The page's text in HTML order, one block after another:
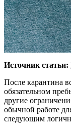
Источник статьи:
После карантина
обязательном
другие
обычной работе
следующим